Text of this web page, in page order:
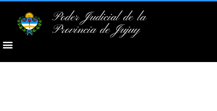
Poder Judicial de la
Provincia de Jujuy